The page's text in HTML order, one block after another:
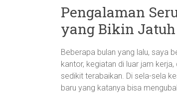
Pengalaman
yang Bikin
Beberapa bulan yang lalu, saya
kantor, kegiatan di luar jam
sedikit terabaikan. Di sela-sela
baru yang katanya bisa